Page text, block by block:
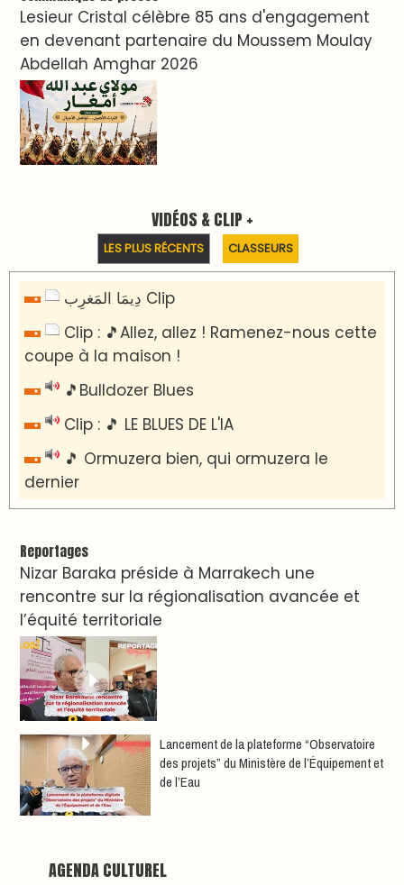
Lesieur Cristal célèbre 85 ans d'engagement
en devenant partenaire du Moussem Moulay
Abdellah Amghar 2026
VIDÉOS & CLIP +
LES PLUS RÉCENTS CLASSEURS
دِيمَا المَغرِب Clip
Clip : 🎵Allez, allez ! Ramenez-nous cette
coupe à la maison !
🎵Bulldozer Blues
Clip : 🎵 LE BLUES DE L'IA
🎵 Ormuzera bien, qui ormuzera le
dernier
Reportages
Nizar Baraka préside à Marrakech une
rencontre sur la régionalisation avancée et
l’équité territoriale
​Lancement de la plateforme “Observatoire
des projets” du Ministère de l’Équipement et
de l’Eau
AGENDA CULTUREL